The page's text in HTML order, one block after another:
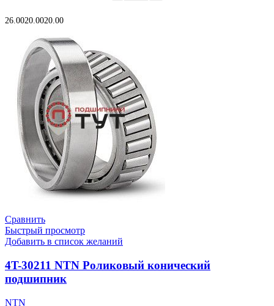
26.0020.0020.00
Сравнить
Быстрый просмотр
Добавить в список желаний
4T-30211 NTN Роликовый конический
подшипник
NTN